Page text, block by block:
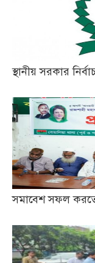
স্থানীয় সরকার
সমাবেশ সফল করতে